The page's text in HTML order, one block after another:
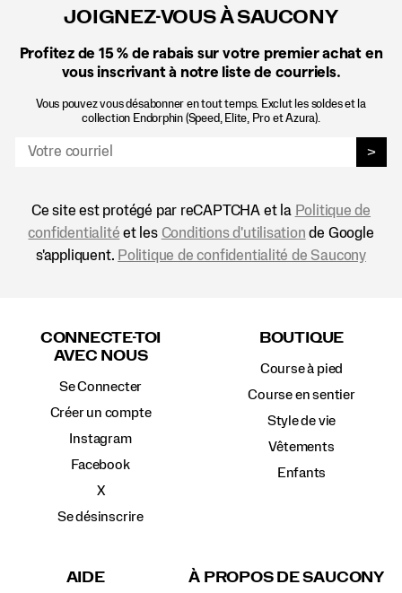
JOIGNEZ-VOUS À SAUCONY
Profitez de 15 % de rabais sur votre premier achat en
vous inscrivant à notre liste de courriels.
Vous pouvez vous désabonner en tout temps. Exclut les soldes et la
collection Endorphin (Speed, Elite, Pro et Azura).
>
Ce site est protégé par reCAPTCHA et la Politique de
confidentialité et les Conditions d'utilisation de Google
s'appliquent. Politique de confidentialité de Saucony
CONNECTE-TOI
AVEC NOUS
Se Connecter
Créer un compte
Instagram
Facebook
X
Se désinscrire
BOUTIQUE
Course à pied
Course en sentier
Style de vie
Vêtements
Enfants
AIDE À PROPOS DE SAUCONY